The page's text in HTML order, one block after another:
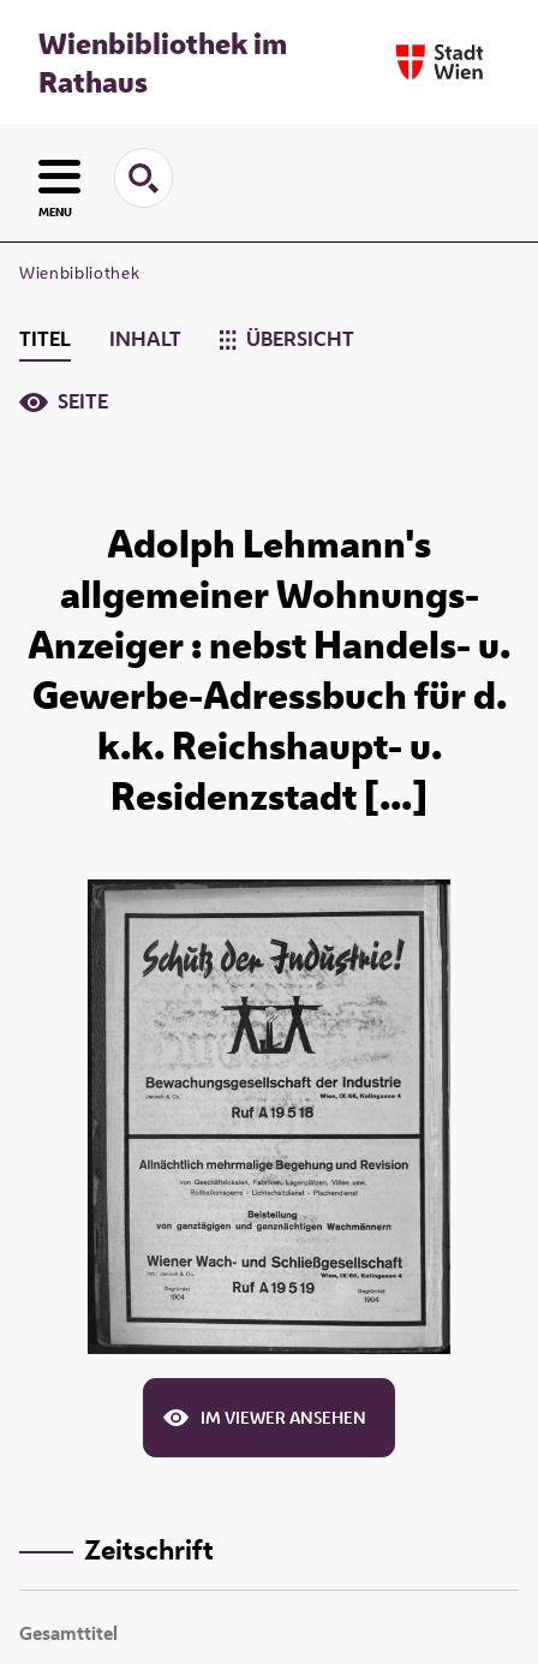
Wienbibliothek im
Rathaus
MENU
Wienbibliothek
TITEL INHALT ÜBERSICHT
SEITE
Adolph Lehmann's
allgemeiner Wohnungs-
Anzeiger : nebst Handels- u.
Gewerbe-Adressbuch für d.
k.k. Reichshaupt- u.
Residenzstadt [...]
IM VIEWER ANSEHEN
Zeitschrift
Gesamttitel